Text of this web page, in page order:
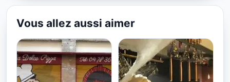
Vous allez aussi aimer